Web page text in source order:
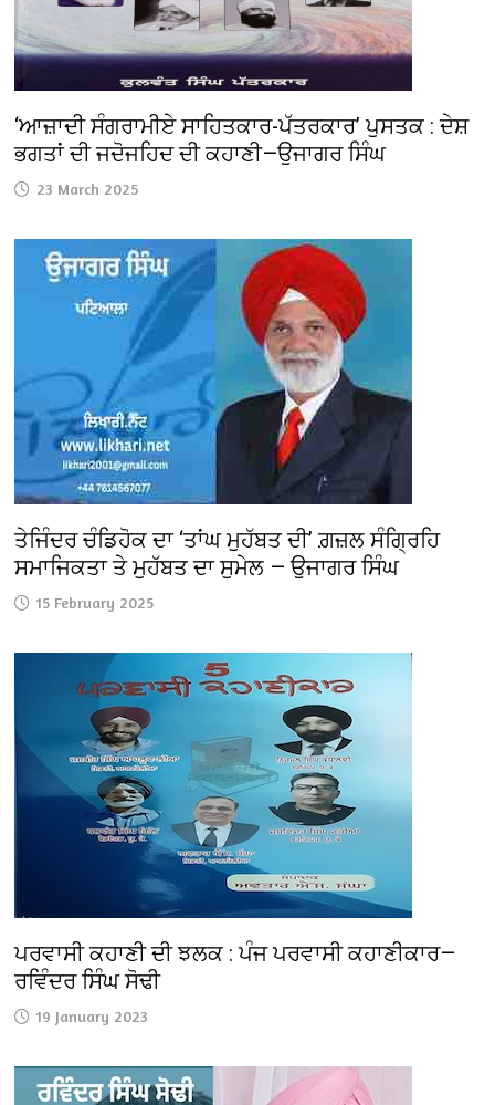
‘ਆਜ਼ਾਦੀ ਸੰਗਰਾਮੀਏ ਸਾਹਿਤਕਾਰ-ਪੱਤਰਕਾਰ’ ਪੁਸਤਕ : ਦੇਸ਼
ਭਗਤਾਂ ਦੀ ਜਦੋਜਹਿਦ ਦੀ ਕਹਾਣੀ—ਉਜਾਗਰ ਸਿੰਘ
23 March 2025
ਤੇਜਿੰਦਰ ਚੰਡਿਹੋਕ ਦਾ ‘ਤਾਂਘ ਮੁਹੱਬਤ ਦੀ’ ਗ਼ਜ਼ਲ ਸੰਗ੍ਰਿਹਿ
ਸਮਾਜਿਕਤਾ ਤੇ ਮੁਹੱਬਤ ਦਾ ਸੁਮੇਲ — ਉਜਾਗਰ ਸਿੰਘ
15 February 2025
ਪਰਵਾਸੀ ਕਹਾਣੀ ਦੀ ਝਲਕ : ਪੰਜ ਪਰਵਾਸੀ ਕਹਾਣੀਕਾਰ—
ਰਵਿੰਦਰ ਸਿੰਘ ਸੋਢੀ
19 January 2023